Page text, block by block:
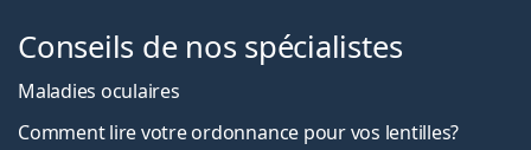
Conseils de nos spécialistes
Maladies oculaires
Comment lire votre ordonnance pour vos lentilles?